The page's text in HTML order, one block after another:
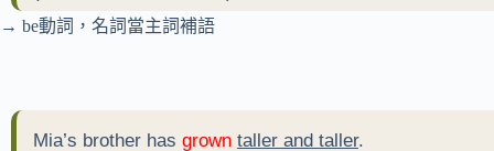
→ be動詞，名詞當主詞補語
Mia’s brother has grown taller and taller.